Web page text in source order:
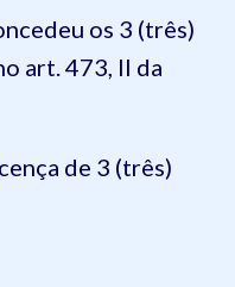
os 3 (três)
art. 473, II da
de 3 (três)